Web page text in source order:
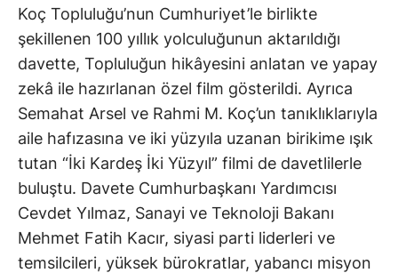
Koç Topluluğu’nun Cumhuriyet’le birlikte
şekillenen 100 yıllık yolculuğunun aktarıldığı
davette, Topluluğun hikâyesini anlatan ve yapay
zekâ ile hazırlanan özel film gösterildi. Ayrıca
Semahat Arsel ve Rahmi M. Koç’un tanıklıklarıyla
aile hafızasına ve iki yüzyıla uzanan birikime ışık
tutan “İki Kardeş İki Yüzyıl” filmi de davetlilerle
buluştu. Davete Cumhurbaşkanı Yardımcısı
Cevdet Yılmaz, Sanayi ve Teknoloji Bakanı
Mehmet Fatih Kacır, siyasi parti liderleri ve
temsilcileri, yüksek bürokratlar, yabancı misyon